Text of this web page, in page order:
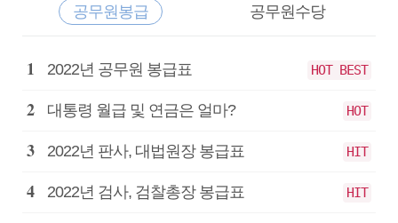
공무원봉급 공무원수당
공
원
급
2022년 공무원 봉급표 HOT BEST
대통령 월급 및 연금은 얼마? HOT
2022년 판사, 대법원장 봉급표 HIT
2022년 검사, 검찰총장 봉급표 HIT